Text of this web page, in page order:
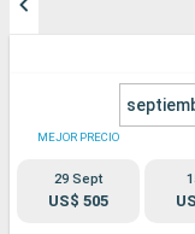
MEJOR PRECIO
29 Sept
US$ 505
Puertos